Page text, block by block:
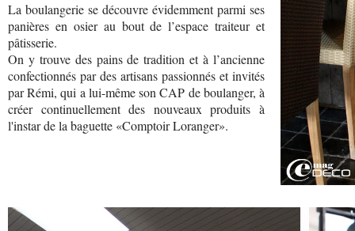
La boulangerie se découvre évidemment parmi ses
panières en osier au bout de l’espace traiteur et
pâtisserie.
On y trouve des pains de tradition et à l’ancienne
confectionnés par des artisans passionnés et invités
par Rémi, qui a lui-même son CAP de boulanger, à
créer continuellement des nouveaux produits à
l'instar de la baguette «Comptoir Loranger».